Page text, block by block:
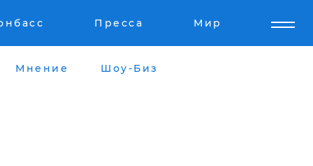
Пресса Мир
Мнение Шоу-Биз